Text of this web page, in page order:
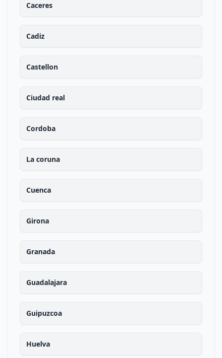
Caceres
Cadiz
Castellon
Ciudad real
Cordoba
La coruna
Cuenca
Girona
Granada
Guadalajara
Guipuzcoa
Huelva